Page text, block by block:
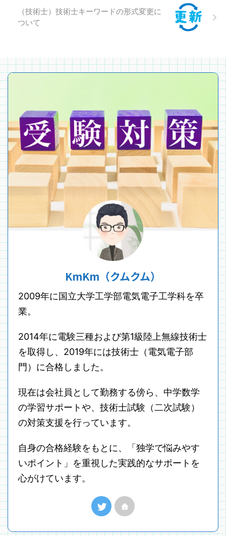
（技術士）技術士キーワードの形式変更に
ついて
KmKm（クムクム）
2009年に国立大学工学部電気電子工学科を卒
業。
2014年に電験三種および第1級陸上無線技術士
を取得し、2019年には技術士（電気電子部
門）に合格しました。
現在は会社員として勤務する傍ら、中学数学
の学習サポートや、技術士試験（二次試験）
の対策支援を行っています。
自身の合格経験をもとに、「独学で悩みやす
いポイント」を重視した実践的なサポートを
心がけています。